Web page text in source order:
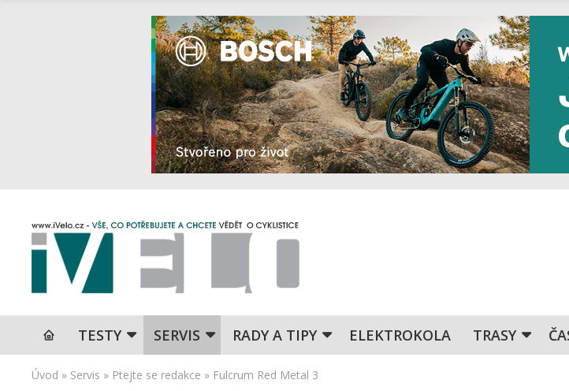
TESTY SERVIS RADY A TIPY ELEKTROKOLA TRASY
Úvod » Servis » Ptejte se redakce » Fulcrum Red Metal 3